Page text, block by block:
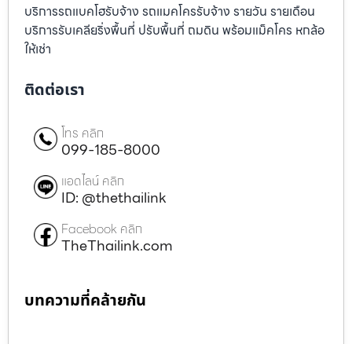
บริการรถแบคโฮรับจ้าง รถแมคโครรับจ้าง รายวัน รายเดือน
บริการรับเคลียริ่งพื้นที่ ปรับพื้นที่ ถมดิน พร้อมแม็คโคร หกล้อ
ให้เช่า
ติดต่อเรา
โทร คลิก
099-185-8000
แอดไลน์ คลิก
ID: @thethailink
Facebook คลิก
TheThailink.com
บทความที่คล้ายกัน